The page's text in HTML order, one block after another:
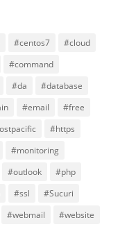
#centos7
#cloud
#command
#da
#database
#email
#free
#https
#monitoring
#outlook
#php
#ssl
#Sucuri
#webmail
#website